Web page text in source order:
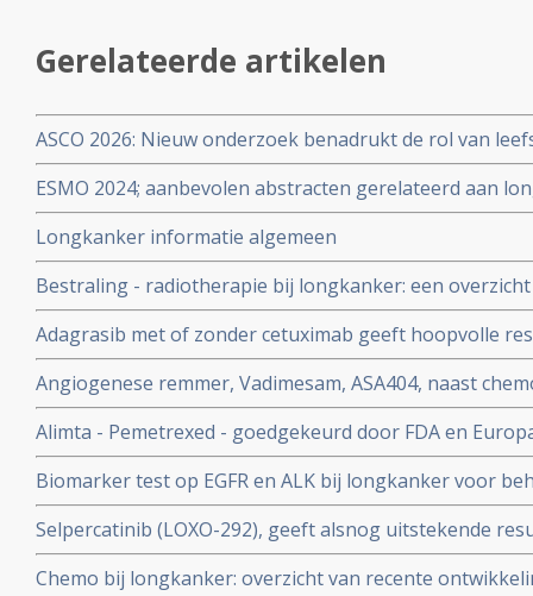
Gerelateerde artikelen
ASCO 2026: Nieuw onderzoek benadrukt de rol van
behandelstrategieën in de kankerzorg.
ESMO 2024; aanbevolen abstracten gerelateerd aan
specialisten en oncologen wereldwijd
Longkanker informatie algemeen
Bestraling - radiotherapie bij longkanker: een
en belangrijke artikelen bij elkaar gezet. Update 15
Adagrasib met of zonder cetuximab geeft hoopvolle
darmkanker met gemuteerde KRAS G12C copy 1
Angiogenese remmer, Vadimesam, ASA404, naast
effect bij longkanker, aldus fase 3 studie resultaten
Alimta - Pemetrexed - goedgekeurd door FDA en
longkanker als onderhoudstherapie. Pointbreak fase
wegens falen van Alimta
Biomarker test op EGFR en ALK bij longkanker voor
kosteneffectief in gewonnen levensjaren en kwaliteit
eerst chemo en dan pas biomarkertest. copy 1
Selpercatinib (LOXO-292), geeft alsnog uitstekende
respons) met langdurende remissies bij zwaar
niet-kleincellige longkanker met ook
Chemo bij longkanker: overzicht van recente